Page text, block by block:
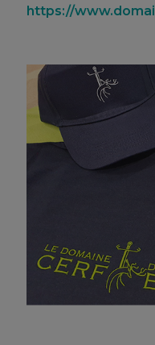
https://